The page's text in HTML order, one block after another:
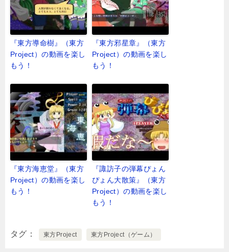
『東方導命樹』（東方
Project）の動画を楽し
もう！
『東方邪星章』（東方
Project）の動画を楽し
もう！
『東方海恵堂』（東方
Project）の動画を楽し
もう！
『諏訪子の弾幕ぴょん
ぴょん大散策』（東方
Project）の動画を楽し
もう！
タグ 東方Project 東方Project（ゲーム）